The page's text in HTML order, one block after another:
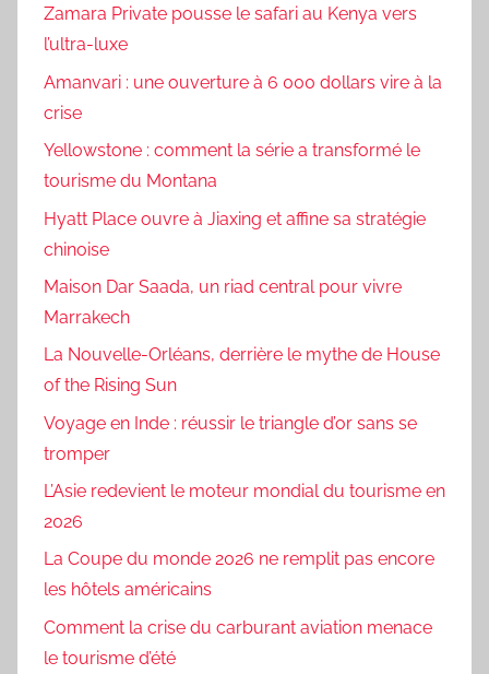
Zamara Private pousse le safari au Kenya vers
l’ultra-luxe
Amanvari : une ouverture à 6 000 dollars vire à la
crise
Yellowstone : comment la série a transformé le
tourisme du Montana
Hyatt Place ouvre à Jiaxing et affine sa stratégie
chinoise
Maison Dar Saada, un riad central pour vivre
Marrakech
La Nouvelle-Orléans, derrière le mythe de House
of the Rising Sun
Voyage en Inde : réussir le triangle d’or sans se
tromper
L’Asie redevient le moteur mondial du tourisme en
2026
La Coupe du monde 2026 ne remplit pas encore
les hôtels américains
Comment la crise du carburant aviation menace
le tourisme d’été